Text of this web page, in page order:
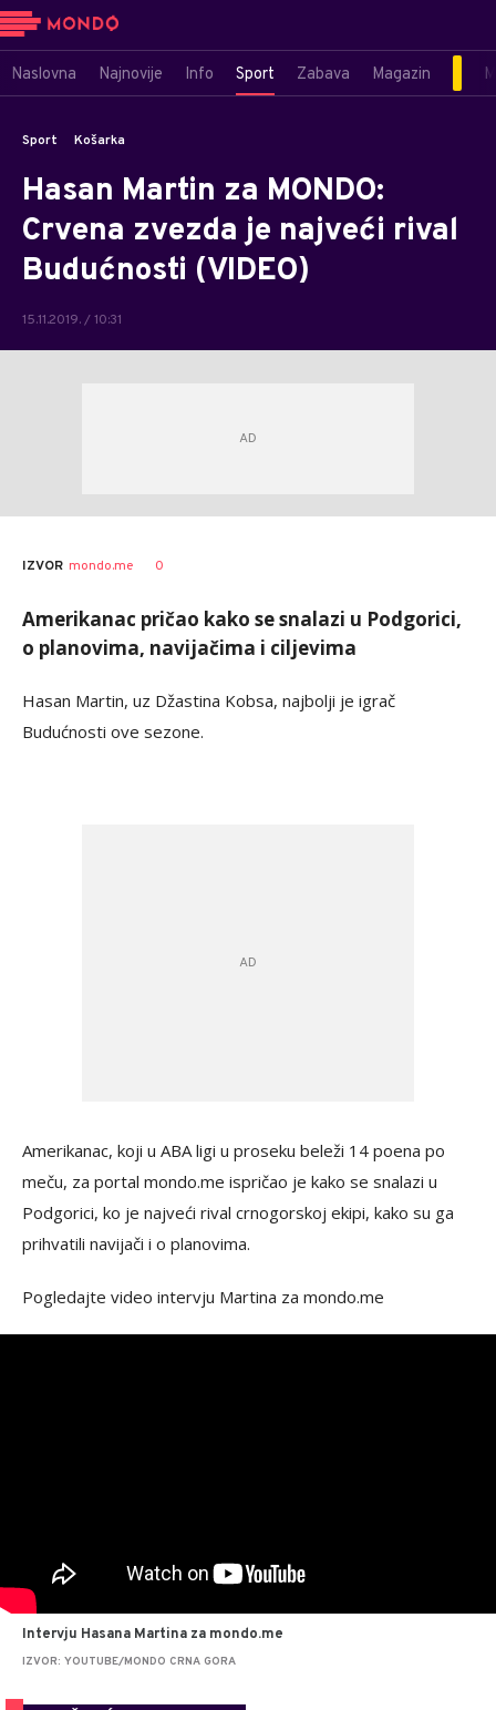
Naslovna Najnovije Info Sport Zabava Magazin
Sport Košarka
Hasan Martin za MONDO:
Crvena zvezda je najveći rival
Budućnosti (VIDEO)
15.11.2019. / 10:31
AUTOR rs
IZVOR mondo.me 0
Amerikanac pričao kako se snalazi u Podgorici,
o planovima, navijačima i ciljevima
Hasan Martin, uz Džastina Kobsa, najbolji je igrač
Budućnosti ove sezone.
Amerikanac, koji u ABA ligi u proseku beleži 14 poena po
meču, za portal mondo.me ispričao je kako se snalazi u
Podgorici, ko je najveći rival crnogorskoj ekipi, kako su ga
prihvatili navijači i o planovima.
Pogledajte video intervju Martina za mondo.me
Intervju Hasana Martina za mondo.me
IZVOR: YOUTUBE/MONDO CRNA GORA